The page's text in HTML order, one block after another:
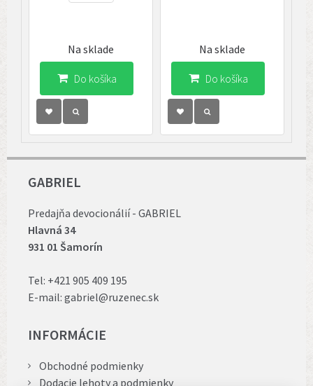
Do košíka
Na sklade
Do košíka
Na sklade
GABRIEL
Predajňa devocionálií - GABRIEL
Hlavná 34
931 01 Šamorín
Tel: +421 905 409 195
E-mail: gabriel@ruzenec.sk
INFORMÁCIE
Obchodné podmienky
Dodacie lehoty a podmienky